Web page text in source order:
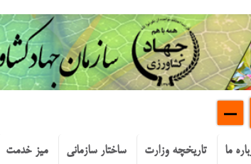
ما تاریخچه وزارت ساختار سازمانی میز خدمت